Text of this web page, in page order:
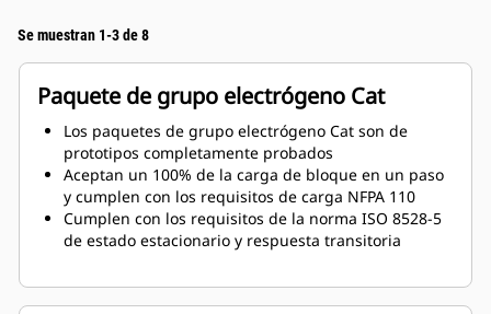
Se muestran 1-3 de 8
Paquete de grupo electrógeno Cat
Los paquetes de grupo electrógeno Cat son de
prototipos completamente probados
Aceptan un 100% de la carga de bloque en un paso
y cumplen con los requisitos de carga NFPA 110
Cumplen con los requisitos de la norma ISO 8528-5
de estado estacionario y respuesta transitoria